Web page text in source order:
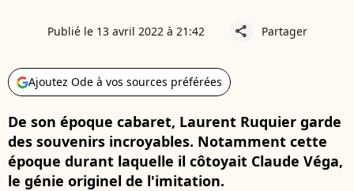
Publié le 13 avril 2022 à 21:42 share Partager
Ajoutez Ode à vos sources préférées
De son époque cabaret, Laurent Ruquier garde
des souvenirs incroyables. Notamment cette
époque durant laquelle il côtoyait Claude Véga,
le génie originel de l'imitation.